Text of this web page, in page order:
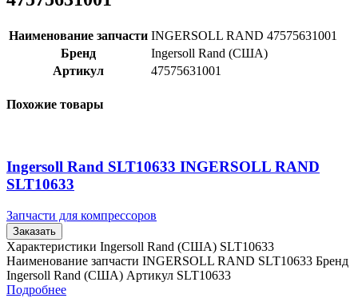
Наименование запчасти INGERSOLL RAND 47575631001
Бренд
Ingersoll Rand (США)
Артикул
47575631001
Похожие товары
Ingersoll Rand SLT10633 INGERSOLL RAND
SLT10633
Запчасти для компрессоров
Заказать
Характеристики Ingersoll Rand (США) SLT10633
Наименование запчасти INGERSOLL RAND SLT10633 Бренд
Ingersoll Rand (США) Артикул SLT10633
Подробнее